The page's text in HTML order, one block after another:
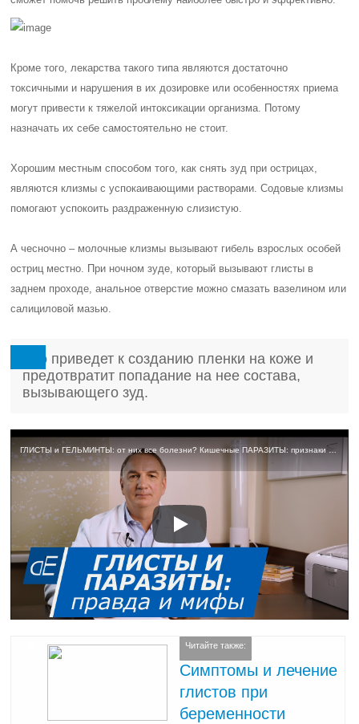
Кроме того, лекарства такого типа являются достаточно
токсичными и нарушения в их дозировке или особенностях приема
могут привести к тяжелой интоксикации организма. Потому
назначать их себе самостоятельно не стоит.
Хорошим местным способом того, как снять зуд при острицах,
являются клизмы с успокаивающими растворами. Содовые клизмы
помогают успокоить раздраженную слизистую.
А чесночно – молочные клизмы вызывают гибель взрослых особей
остриц местно. При ночном зуде, который вызывают глисты в
заднем проходе, анальное отверстие можно смазать вазелином или
салициловой мазью.
Это приведет к созданию пленки на коже и
предотвратит попадание на нее состава,
вызывающего зуд.
Читайте также:
Симптомы и лечение
глистов при
беременности